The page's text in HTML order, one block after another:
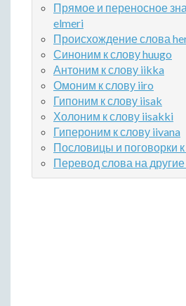
Прямое и переносное
elmeri
Происхождение слова
Синоним к слову huugo
Антоним к слову iikka
Омоним к слову iiro
Гипоним к слову iisak
Холоним к слову iisakki
Гипероним к слову iivana
Пословицы и поговорки
Перевод слова на